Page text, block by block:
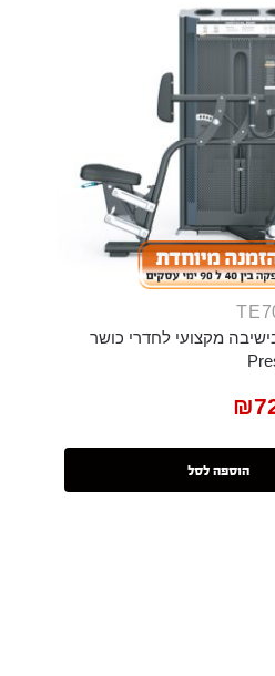
מקצועי לחדרי כושר
₪
הוספה לסל